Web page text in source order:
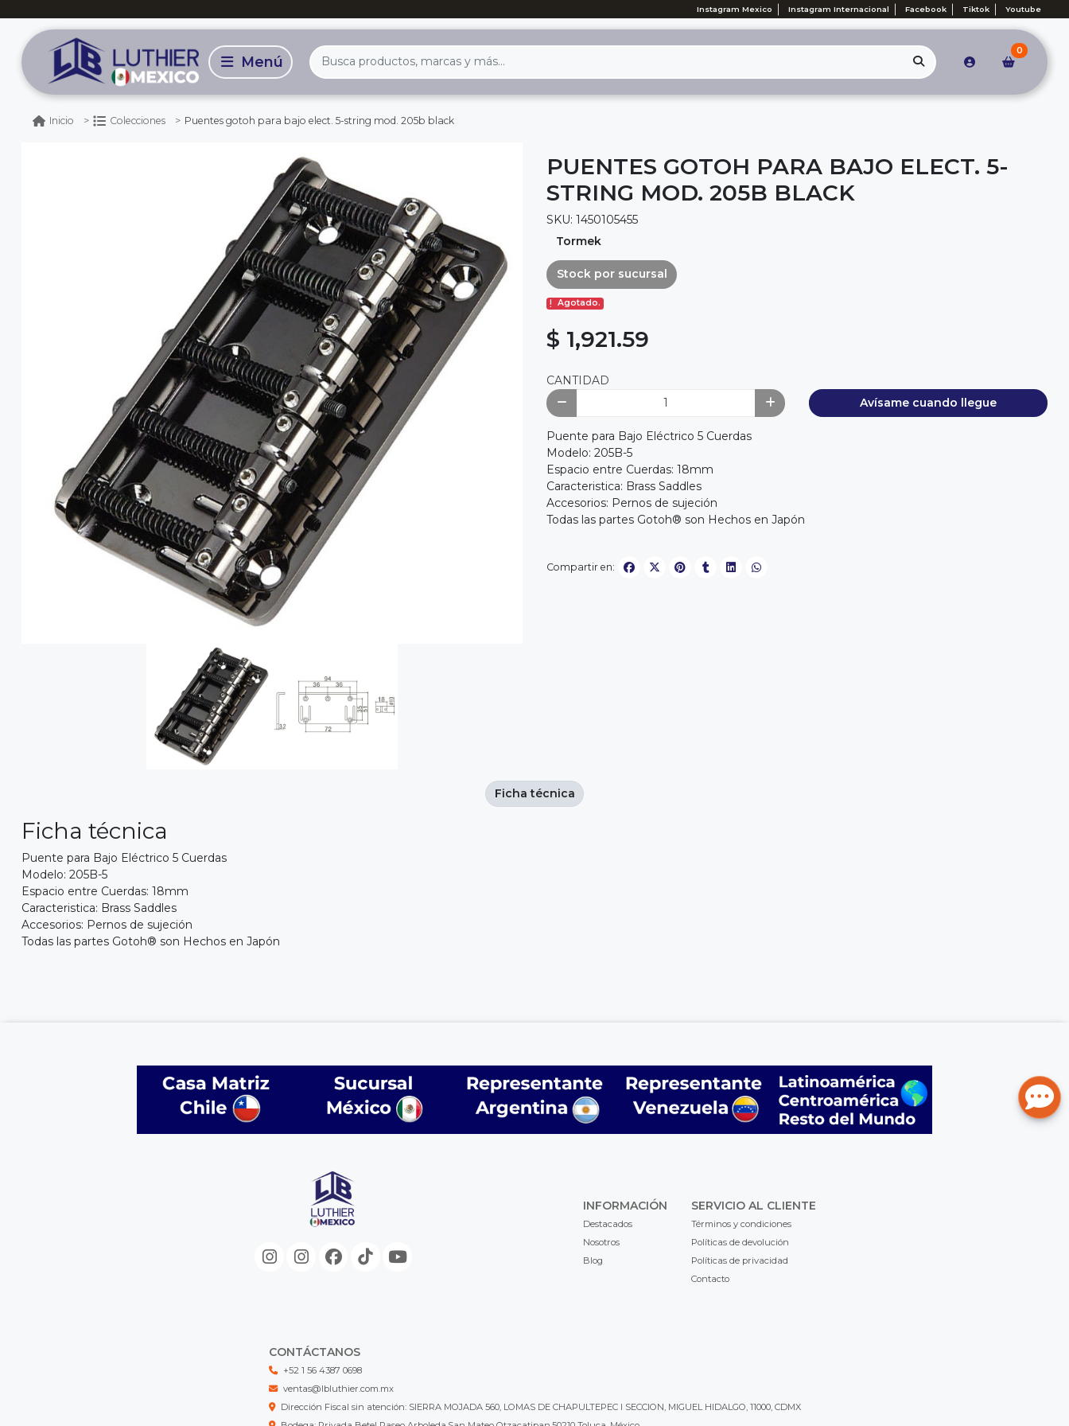
Instagram Mexico Instagram Internacional Facebook Tiktok Youtube
0
Inicio Colecciones Puentes gotoh para bajo elect. 5-string mod. 205b black
PUENTES GOTOH PARA BAJO ELECT. 5-
STRING MOD. 205B BLACK
SKU: 1450105455
Tormek
Stock por sucursal
Agotado.
$ 1,921.59
CANTIDAD
Avísame cuando llegue
Puente para Bajo Eléctrico 5 Cuerdas
Modelo: 205B-5
Espacio entre Cuerdas: 18mm
Caracteristica: Brass Saddles
Accesorios: Pernos de sujeción
Todas las partes Gotoh® son Hechos en Japón
Compartir en:
Ficha técnica
Puente para Bajo Eléctrico 5 Cuerdas
Modelo: 205B-5
Espacio entre Cuerdas: 18mm
Caracteristica: Brass Saddles
Accesorios: Pernos de sujeción
Todas las partes Gotoh® son Hechos en Japón
Ficha técnica
INFORMACIÓN
Destacados
Nosotros
Blog
SERVICIO AL CLIENTE
Términos y condiciones
Políticas de devolución
Políticas de privacidad
Contacto
CONTÁCTANOS
+52 1 56 4387 0698
ventas@lbluthier.com.mx
Dirección Fiscal sin atención: SIERRA MOJADA 560, LOMAS DE CHAPULTEPEC I SECCION, MIGUEL HIDALGO, 11000, CDMX